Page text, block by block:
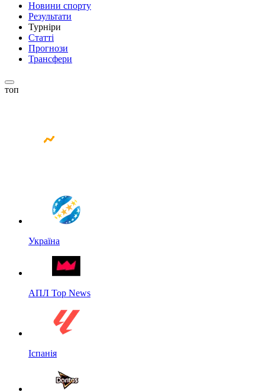
Новини спорту
Результати
Турніри
Статті
Прогнози
Трансфери
топ
Україна
АПЛ Top News
Іспанія